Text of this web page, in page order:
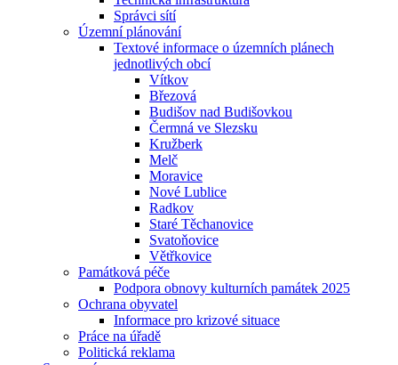
Správci sítí
Územní plánování
Textové informace o územních plánech
jednotlivých obcí
Vítkov
Březová
Budišov nad Budišovkou
Čermná ve Slezsku
Kružberk
Melč
Moravice
Nové Lublice
Radkov
Staré Těchanovice
Svatoňovice
Větřkovice
Památková péče
Podpora obnovy kulturních památek 2025
Ochrana obyvatel
Informace pro krizové situace
Práce na úřadě
Politická reklama